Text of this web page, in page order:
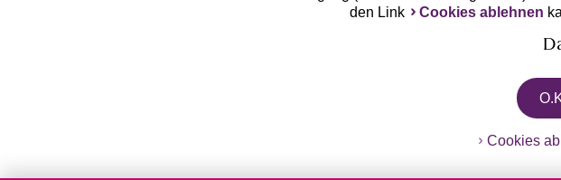
den Link
Cookies ablehnen
LASCANA arbeitet mit Partnern zusammen, die
von uns übermittelten pseudonymisierten
Erhebung der Trackingdaten bzw. dieCookies